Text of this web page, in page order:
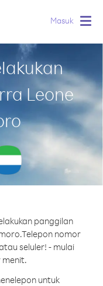
Masuk
Leone
panggilan
Telepon nomor
seluler! - mulai
menit.
untuk